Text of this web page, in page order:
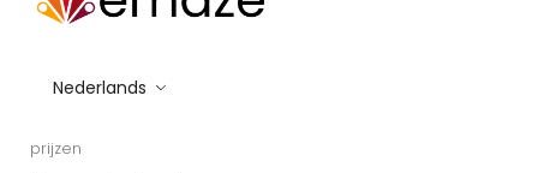
Nederlands
prijzen